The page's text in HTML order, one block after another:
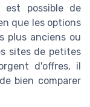
possible de
que les options
plus anciens ou
sites de petites
d'offres, il
bien comparer